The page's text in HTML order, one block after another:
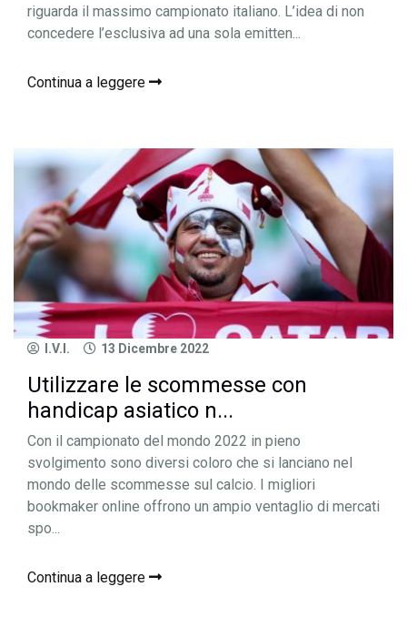
riguarda il massimo campionato italiano. L’idea di non
concedere l’esclusiva ad una sola emitten...
Continua a leggere
I.V.I. 13 Dicembre 2022
Utilizzare le scommesse con
handicap asiatico n...
Con il campionato del mondo 2022 in pieno
svolgimento sono diversi coloro che si lanciano nel
mondo delle scommesse sul calcio. I migliori
bookmaker online offrono un ampio ventaglio di mercati
spo...
Continua a leggere